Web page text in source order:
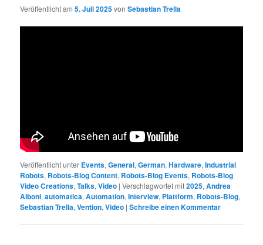
Veröffentlicht am5. Juli 2025vonSebastian Trella
Veröffentlicht unter Events,General,German,Hardware,Industrial
Robots, Robots-Blog Content, Robots-Blog Events, Robots-Blog
Video Creations,Talks,Video |Verschlagwortet mit2025,Andrea
Alboni,automatica,Automation,Interview, Plattform, Robots-Blog,
Sebastian Trella,Vention,Video |Schreibe einen Kommentar